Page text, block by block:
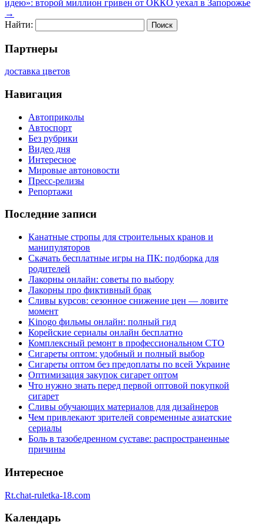
идею»: второй миллион гривен от ОККО уехал в Запорожье
→
Найти:
Партнеры
доставка цветов
Навигация
Автоприколы
Автоспорт
Без рубрики
Видео дня
Интересное
Мировые автоновости
Пресс-релизы
Репортажи
Последние записи
Канатные стропы для строительных кранов и
манипуляторов
Скачать бесплатные игры на ПК: подборка для
родителей
Лакорны онлайн: советы по выбору
Лакорны про фиктивный брак
Сливы курсов: сезонное снижение цен — ловите
момент
Kinogo фильмы онлайн: полный гид
Корейские сериалы онлайн бесплатно
Комплексный ремонт в профессиональном СТО
Сигареты оптом: удобный и полный выбор
Сигареты оптом без предоплаты по всей Украине
Оптимизация закупок сигарет оптом
Что нужно знать перед первой оптовой покупкой
сигарет
Сливы обучающих материалов для дизайнеров
Чем привлекают зрителей современные азиатские
сериалы
Боль в тазобедренном суставе: распространенные
причины
Интересное
Rt.chat-ruletka-18.com
Календарь